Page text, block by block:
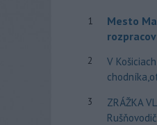
1
Mesto
2
V
3
ZRÁŽKA